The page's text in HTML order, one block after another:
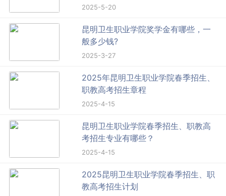
2025-5-20
昆明卫生职业学院奖学金有哪些，一
般多少钱?
2025-3-27
2025年昆明卫生职业学院春季招生、
职教高考招生章程
2025-4-15
昆明卫生职业学院春季招生、职教高
考招生专业有哪些？
2025-4-15
2025昆明卫生职业学院春季招生、职
教高考招生计划